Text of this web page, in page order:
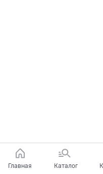
Главная Каталог